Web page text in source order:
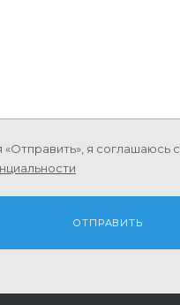
я соглашаюсь c